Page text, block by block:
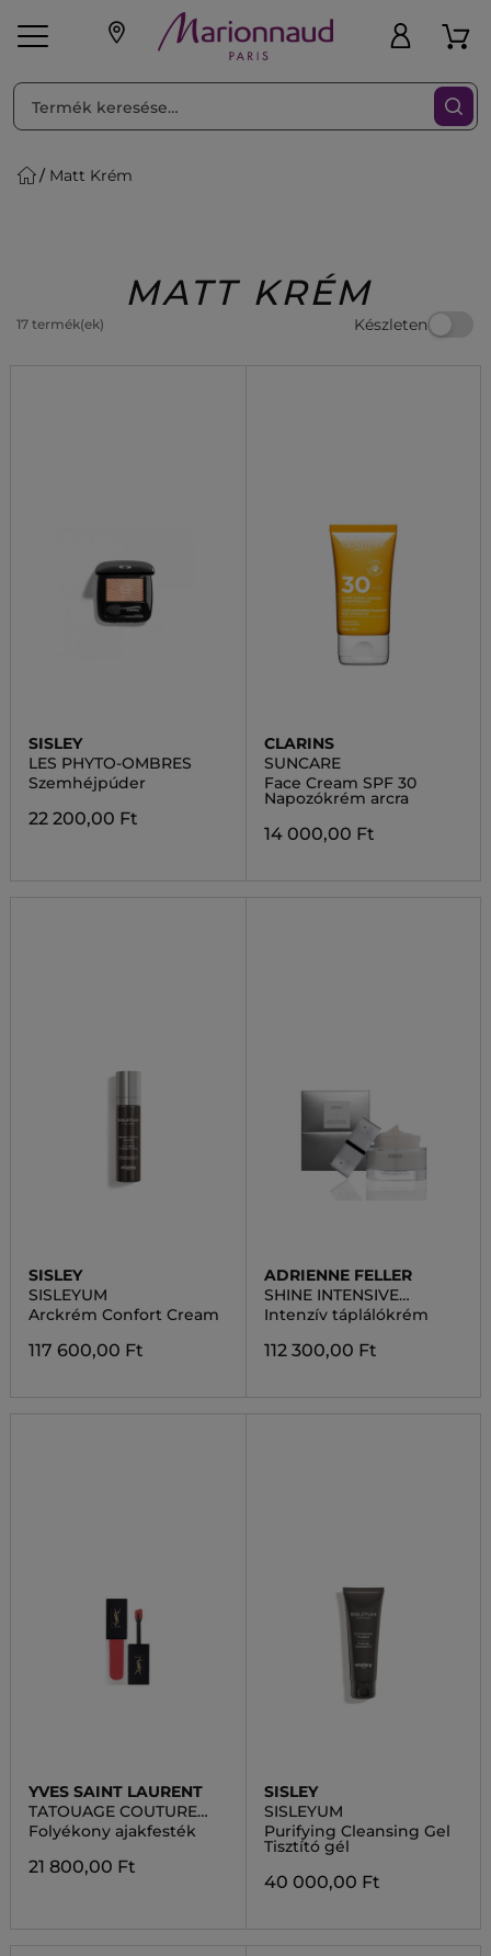
Parfüm
Beauty Promotions
Matt Krém
MATT KRÉM
17 termék(ek) Készleten
RENDEZéS Szűrő
SISLEY
LES PHYTO-OMBRES
Szemhéjpúder
22 200,00 Ft
CLARINS
SUNCARE
Face Cream SPF 30
Napozókrém arcra
14 000,00 Ft
SISLEY
SISLEYUM
Arckrém Confort Cream
117 600,00 Ft
ADRIENNE FELLER
SHINE INTENSIVE
NOURISHING CREAM
Intenzív táplálókrém
112 300,00 Ft
YVES SAINT LAURENT
TATOUAGE COUTURE
VELVET CREAM
Folyékony ajakfesték
21 800,00 Ft
SISLEY
SISLEYUM
Purifying Cleansing Gel
Tisztító gél
40 000,00 Ft